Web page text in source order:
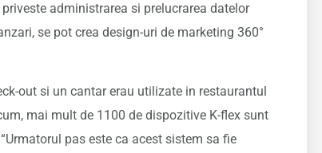
administrarea si prelucrarea datelor
se pot crea design-uri de marketing 360°
out si un cantar erau utilizate in restaurantul
mai mult de 1100 de dispozitive K-flex sunt
pas este ca acest sistem sa fie